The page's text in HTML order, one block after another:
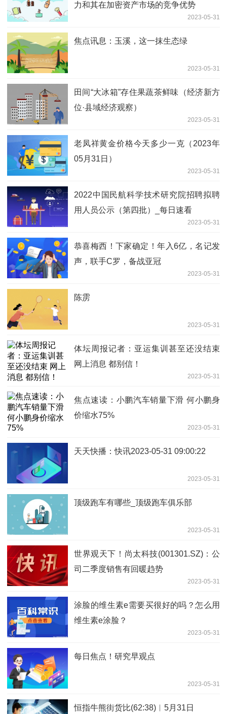
力和其在加密资产市场的竞争优势
2023-05-31
焦点讯息：玉溪，这一抹生态绿
2023-05-31
田间“大冰箱”存住果蔬茶鲜味（经济新方
位·县域经济观察）
2023-05-31
老凤祥黄金价格今天多少一克（2023年
05月31日）
2023-05-31
2022中国民航科学技术研究院招聘拟聘
用人员公示（第四批）_每日速看
2023-05-31
恭喜梅西！下家确定！年入6亿，名记发
声，联手C罗，备战亚冠
2023-05-31
陈雳
2023-05-31
体坛周报记者：亚运集训甚至还没结束
网上消息 都别信！
2023-05-31
焦点速读：小鹏汽车销量下滑 何小鹏身
价缩水75%
2023-05-31
天天快播：快讯2023-05-31 09:00:22
2023-05-31
顶级跑车有哪些_顶级跑车俱乐部
2023-05-31
世界观天下！尚太科技(001301.SZ)：公
司二季度销售有回暖趋势
2023-05-31
涂脸的维生素e需要买很好的吗？怎么用
维生素e涂脸？
2023-05-31
每日焦点！研究早观点
2023-05-31
恒指牛熊街货比(62:38)︱5月31日